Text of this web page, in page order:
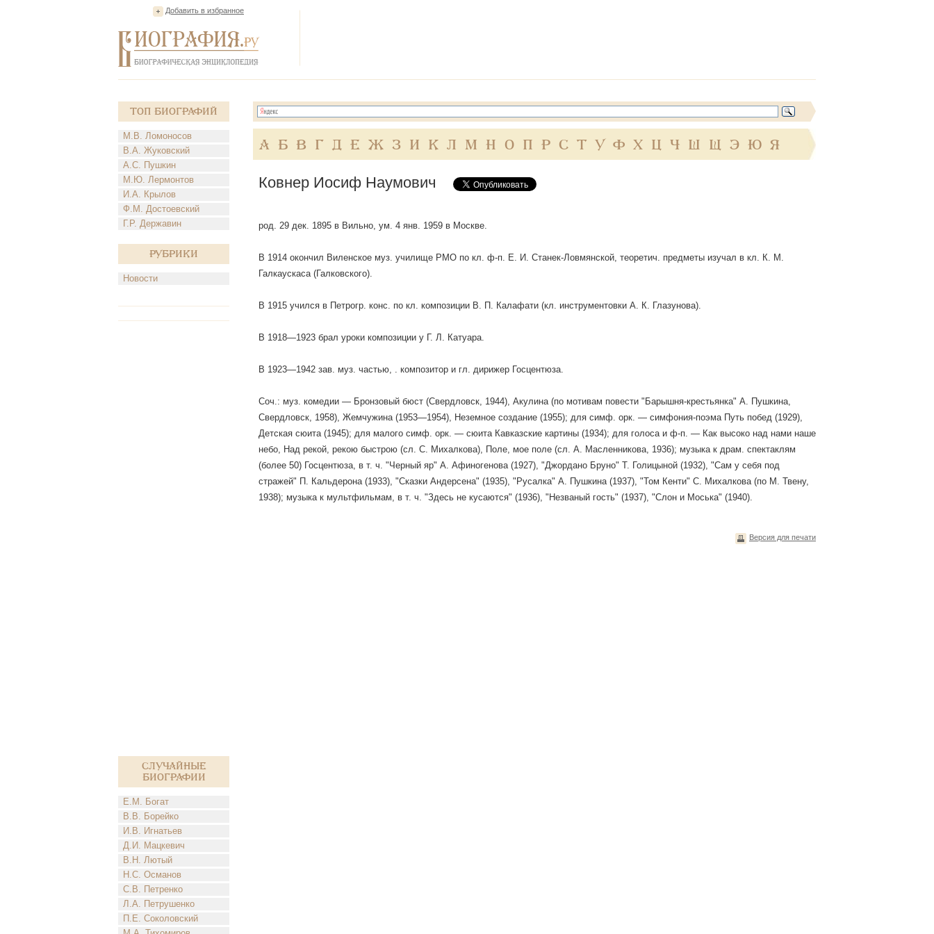
Добавить в избранное
Топ Биографий
М.В. Ломоносов
В.А. Жуковский
А.С. Пушкин
М.Ю. Лермонтов
И.А. Крылов
Ф.М. Достоевский
Г.Р. Державин
Рубрики
Новости
Случайные
биографии
Е.М. Богат
В.В. Борейко
И.В. Игнатьев
Д.И. Мацкевич
В.Н. Лютый
Н.С. Османов
С.В. Петренко
Л.А. Петрушенко
П.Е. Соколовский
А Б В Г Д Е Ж З И К Л М Н О П Р С Т У Ф Х Ц Ч Ш Щ Э Ю Я
Ковнер Иосиф Наумович
род. 29 дек. 1895 в Вильно, ум. 4 янв. 1959 в Москве.
В 1914 окончил Виленское муз. училище РМО по кл. ф-п. Е. И. Станек-Ловмянской, теоретич. предметы изучал в кл. К. М.
Галкаускаса (Галковского).
В 1915 учился в Петрогр. конс. по кл. композиции В. П. Калафати (кл. инструментовки А. К. Глазунова).
В 1918—1923 брал уроки композиции у Г. Л. Катуара.
В 1923—1942 зав. муз. частью, . композитор и гл. дирижер Госцентюза.
Соч.: муз. комедии — Бронзовый бюст (Свердловск, 1944), Акулина (по мотивам повести "Барышня-крестьянка" A. Пушкина,
Свердловск, 1958), Жемчужина (1953—1954), Неземное создание (1955); для симф. оpк. — симфония-поэма Путь побед (1929),
Детская сюита (1945); для малого симф. оpк. — сюита Кавказские картины (1934); для голоса и ф-п. — Как высоко над нами наше
небо, Над рекой, рекою быстрою (сл. С. Михалкова), Поле, мое поле (сл. А. Масленникова, 1936); музыка к драм. спектаклям
(более 50) Госцентюза, в т. ч. "Черный яр" А. Афиногенова (1927), "Джордано Бруно" Т. Голицыной (1932), "Сам у себя под
стражей" П. Кальдерона (1933), "Сказки Андерсена" (1935), "Русалка" А. Пушкина (1937), "Том Кенти" С. Михалкова (по М. Твену,
1938); музыка к мультфильмам, в т. ч. "Здесь не кусаются" (1936), "Незваный гость" (1937), "Слон и Моська" (1940).
Версия для печати